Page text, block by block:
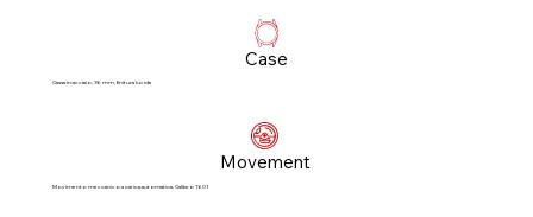
Case
Cassa in acciaio, 36 mm, finitura lucida
Movement
Movimento meccanico a carica automatica, Calibro T601